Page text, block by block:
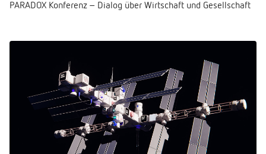
PARADOX Konferenz – Dialog über Wirtschaft und Gesellschaft